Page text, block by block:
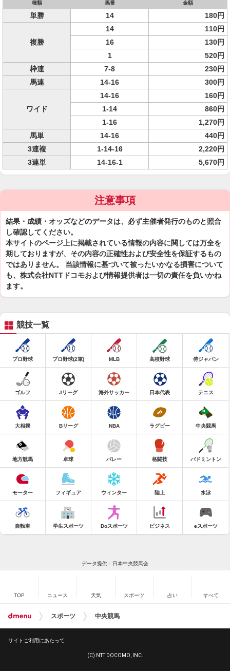
種類 馬番 金額
単勝 14 180円
複勝
14
110円
16
130円
1
520円
枠連
7-8
230円
馬連
14-16 300円
ワイド
14-16
160円
1-14
860円
1-16
1,270円
馬単
14-16
440円
3連複
1-14-16
2,220円
3連単
14-16-1 5,670円
注意事項
結果・成績・オッズなどのデータは、必ず主催者発行のものと照合
し確認してください。
本サイトのページ上に掲載されている情報の内容に関しては万全を
期しておりますが、その内容の正確性および安全性を保証するもの
ではありません。 当該情報に基づいて被ったいかなる損害について
も、株式会社NTTドコモおよび情報提供者は一切の責任を負いかね
ます。
競技一覧
プロ野球 プロ野球(2軍) MLB 高校野球 侍ジャパン
ゴルフ Jリーグ 海外サッカー 日本代表 テニス
大相撲 Bリーグ NBA ラグビー 中央競馬
地方競馬 卓球 バレー 格闘技 バドミントン
モーター フィギュア ウィンター 陸上 水泳
自転車 学生スポーツ Doスポーツ ビジネス eスポーツ
データ提供：日本中央競馬会
TOP ニュース 天気 スポーツ 占い すべて
スポーツ 中央競馬
サイトご利用にあたって
(C) NTT DOCOMO, INC.